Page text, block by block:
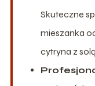
Skuteczne
mieszanka
cytryna z